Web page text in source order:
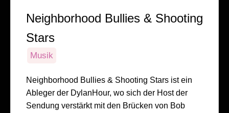
Neighborhood Bullies & Shooting
Stars
Musik
Neighborhood Bullies & Shooting Stars ist ein
Ableger der DylanHour, wo sich der Host der
Sendung verstärkt mit den Brücken von Bob